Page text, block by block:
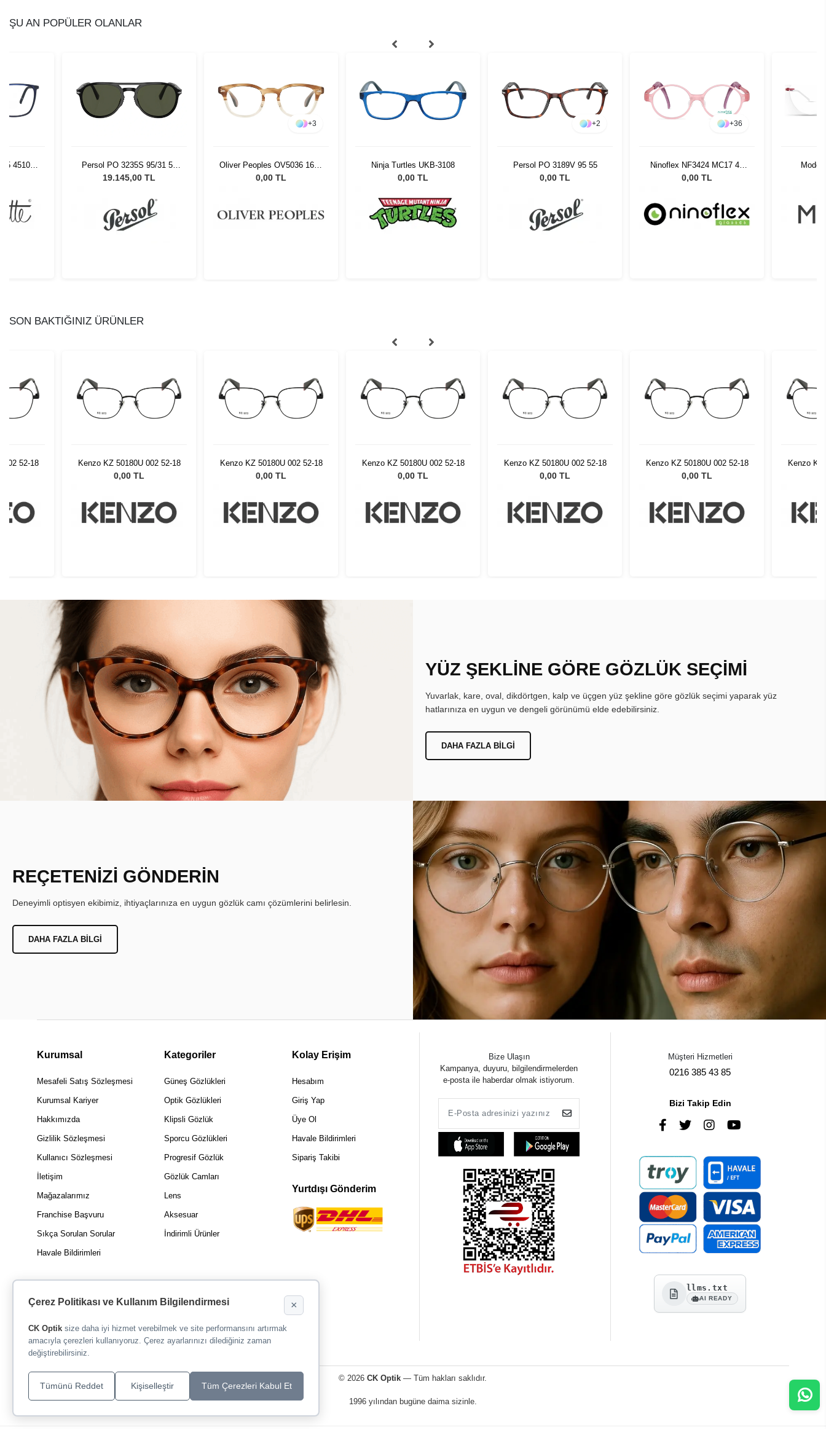
ŞU AN POPÜLER OLANLAR
4510
Persol PO 3235S 95/31 55
Unisex Güneş Gözlüğü
19.145,00 TL
+3
Oliver Peoples OV5036 1674
47
0,00 TL
Ninja Turtles UKB-3108
0,00 TL
+2
Persol PO 3189V 95 55
0,00 TL
+36
Ninoflex NF3424 MC17 44
16 128
0,00 TL
Modo
SON BAKTIĞINIZ ÜRÜNLER
002 52-18 Kenzo KZ 50180U 002 52-18
0,00 TL
Kenzo KZ 50180U 002 52-18
0,00 TL
Kenzo KZ 50180U 002 52-18
0,00 TL
Kenzo KZ 50180U 002 52-18
0,00 TL
Kenzo KZ 50180U 002 52-18
0,00 TL
Kenzo KZ
YÜZ ŞEKLİNE GÖRE GÖZLÜK SEÇİMİ
Yuvarlak, kare, oval, dikdörtgen, kalp ve üçgen yüz şekline göre gözlük seçimi yaparak yüz
hatlarınıza en uygun ve dengeli görünümü elde edebilirsiniz.
DAHA FAZLA BILGI
REÇETENİZİ GÖNDERİN
Deneyimli optisyen ekibimiz, ihtiyaçlarınıza en uygun gözlük camı çözümlerini belirlesin.
DAHA FAZLA BILGI
Kurumsal
Mesafeli Satış Sözleşmesi
Kurumsal Kariyer
Hakkımızda
Gizlilik Sözleşmesi
Kullanıcı Sözleşmesi
İletişim
Mağazalarımız
Franchise Başvuru
Sıkça Sorulan Sorular
Havale Bildirimleri
Kategoriler
Güneş Gözlükleri
Optik Gözlükleri
Klipsli Gözlük
Sporcu Gözlükleri
Progresif Gözlük
Gözlük Camları
Lens
Aksesuar
İndirimli Ürünler
Kolay Erişim
Hesabım
Giriş Yap
Üye Ol
Havale Bildirimleri
Sipariş Takibi
Yurtdışı Gönderim
Bize Ulaşın
Kampanya, duyuru, bilgilendirmelerden
e-posta ile haberdar olmak istiyorum.
Müşteri Hizmetleri
0216 385 43 85
Bizi Takip Edin
llms.txt
AI READY
© 2026CK Optik — Tüm hakları saklıdır.
1996 yılından bugüne daima sizinle.
Çerez Politikası ve Kullanım Bilgilendirmesi ×
CK Optik size daha iyi hizmet verebilmek ve site performansını artırmak
amacıyla çerezleri kullanıyoruz. Çerez ayarlarınızı dilediğiniz zaman
değiştirebilirsiniz.
Tüm Çerezleri Kabul Et
Kişiselleştir
Tümünü Reddet